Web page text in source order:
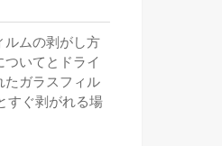
ルムの剥がし方
ついてとドライ
たガラスフィル
すぐ剥がれる場